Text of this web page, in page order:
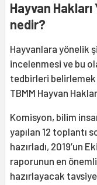
Hayvan Hakları
nedir?
Hayvanlara yönelik
incelenmesi ve bu
tedbirleri belirlemek
TBMM Hayvan
Komisyon, bilim
yapılan 12 toplantı
hazırladı, 2019’un
raporunun en
hazırlayacak